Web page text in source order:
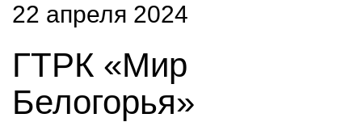
22 апреля 2024
ГТРК «Мир
Белогорья»